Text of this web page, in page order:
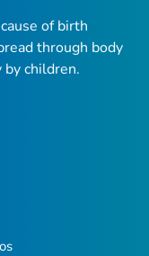
of birth
through body
children.